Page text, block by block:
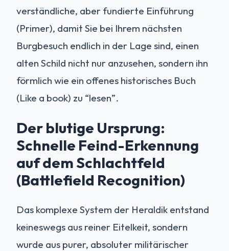
verständliche, aber fundierte Einführung
(Primer), damit Sie bei Ihrem nächsten
Burgbesuch endlich in der Lage sind, einen
alten Schild nicht nur anzusehen, sondern ihn
förmlich wie ein offenes historisches Buch
(Like a book) zu “lesen”.
Der blutige Ursprung:
Schnelle Feind-Erkennung
auf dem Schlachtfeld
(Battlefield Recognition)
Das komplexe System der Heraldik entstand
keineswegs aus reiner Eitelkeit, sondern
wurde aus purer, absoluter militärischer